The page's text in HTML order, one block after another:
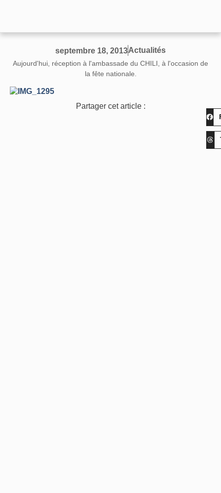
septembre 18, 2013Actualités
Aujourd'hui, réception à l'ambassade du CHILI, à l'occasion de
la fête nationale.
Partager cet article :